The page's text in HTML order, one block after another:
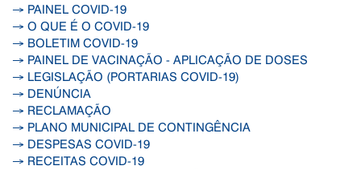
→ PAINEL COVID-19
→ O QUE É O COVID-19
→ BOLETIM COVID-19
→ PAINEL DE VACINAÇÃO - APLICAÇÃO DE DOSES
→ LEGISLAÇÃO (PORTARIAS COVID-19)
→ DENÚNCIA
→ RECLAMAÇÃO
→ PLANO MUNICIPAL DE CONTINGÊNCIA
→ DESPESAS COVID-19
→ RECEITAS COVID-19